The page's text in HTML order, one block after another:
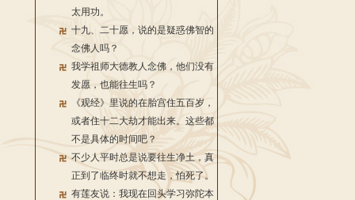
太用功。
十九、二十愿，说的是疑惑佛智的
念佛人吗？
我学祖师大德教人念佛，他们没有
发愿，也能往生吗？
《观经》里说的在胎宫住五百岁，
或者住十二大劫才能出来。这些都
不是具体的时间吧？
不少人平时总是说要往生净土，真
正到了临终时就不想走，怕死了。
有莲友说：我现在回头学习弥陀本